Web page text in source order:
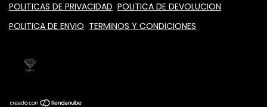
POLITICAS DE PRIVACIDAD POLITICA DE DEVOLUCION
POLITICA DE ENVIO TERMINOS Y CONDICIONES